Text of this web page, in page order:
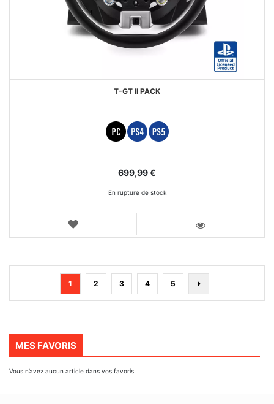
T-GT II PACK
699,99 €
En rupture de stock
AJOUTER
Page
You're
currently
1 Page
2 Page
3 Page
4 Page
5
MES FAVORIS
Vous n’avez aucun article dans vos favoris.